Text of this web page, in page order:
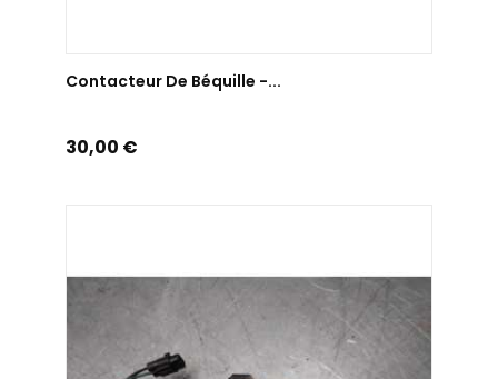
Contacteur De Béquille -...
Prix
30,00 €